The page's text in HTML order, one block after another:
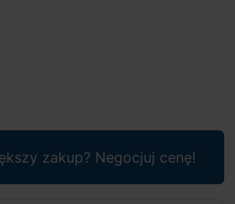
zakup? Negocjuj cenę!